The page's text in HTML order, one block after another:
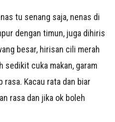
tu senang saja, nenas di
dengan timun, juga dihiris
besar, hirisan cili merah
sedikit cuka makan, garam
rasa. Kacau rata dan biar
rasa dan jika ok boleh